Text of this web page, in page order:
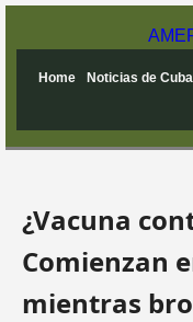
Home Noticias de Cuba
¿Vacuna
Comienzan
mientras